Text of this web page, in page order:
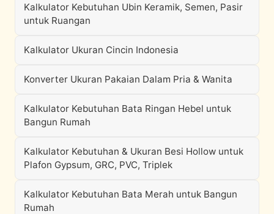
Kalkulator Kebutuhan Ubin Keramik, Semen, Pasir
untuk Ruangan
Kalkulator Ukuran Cincin Indonesia
Konverter Ukuran Pakaian Dalam Pria & Wanita
Kalkulator Kebutuhan Bata Ringan Hebel untuk
Bangun Rumah
Kalkulator Kebutuhan & Ukuran Besi Hollow untuk
Plafon Gypsum, GRC, PVC, Triplek
Kalkulator Kebutuhan Bata Merah untuk Bangun
Rumah